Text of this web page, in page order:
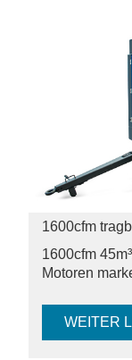
1600cfm
1600cfm
Motoren
WEITER